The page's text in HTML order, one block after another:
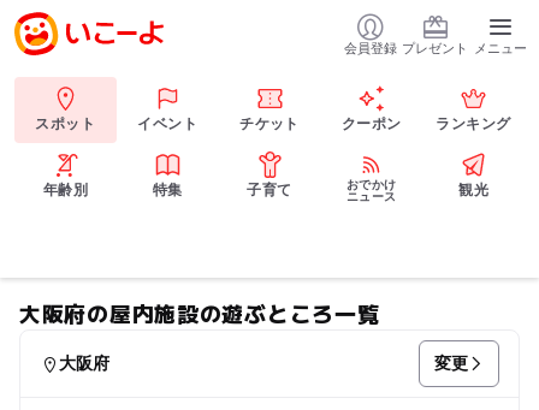
会員登録 プレゼント メニュー
スポット イベント チケット クーポン ランキング
年齢別 特集 子育て
おでかけ
ニュース
観光
大阪府の屋内施設の遊ぶところ一覧
大阪府 変更